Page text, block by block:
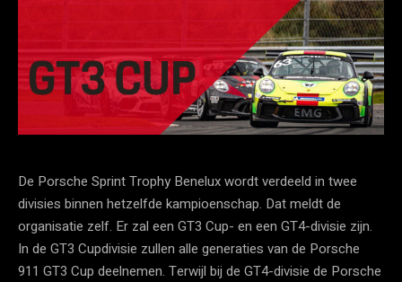
De Porsche Sprint Trophy Benelux wordt verdeeld in twee
divisies binnen hetzelfde kampioenschap. Dat meldt de
organisatie zelf. Er zal een GT3 Cup- en een GT4-divisie zijn.
In de GT3 Cupdivisie zullen alle generaties van de Porsche
911 GT3 Cup deelnemen. Terwijl bij de GT4-divisie de Porsche